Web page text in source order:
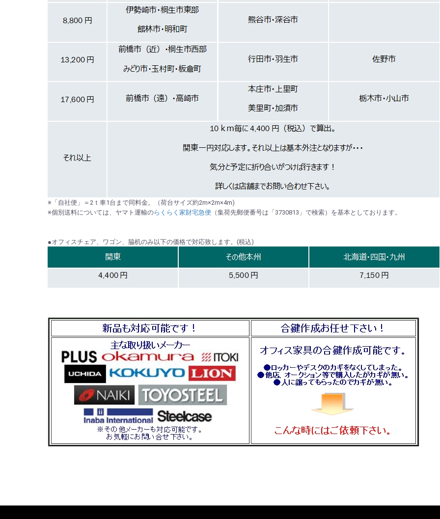
※「自社便」＝2ｔ車1台まで同料金。（荷台サイズ約2m×2m×4m)
※個別送料については、ヤマト運輸のらくらく家財宅急便 （集荷先郵便番号は「3730813」で検索）を基本としております。
●オフィスチェア、ワゴン、脇机のみ以下の価格で対応致します。(税込)